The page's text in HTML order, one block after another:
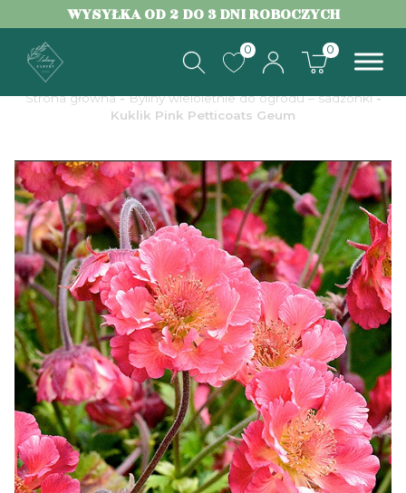
WYSYŁKA OD 2 DO 3 DNI ROBOCZYCH
0 0
Strona główna-Byliny wieloletnie do ogrodu – sadzonki-
Kuklik Pink Petticoats Geum